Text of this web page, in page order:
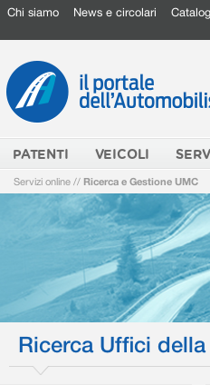
Chi siamo News e circolari
PATENTI VEICOLI
Servizi online // Ricerca e Gestione UMC
Ricerca Uffici